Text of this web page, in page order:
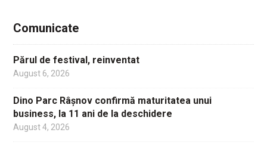
Comunicate
Părul de festival, reinventat
August 6, 2026
Dino Parc Râșnov confirmă maturitatea unui
business, la 11 ani de la deschidere
August 4, 2026